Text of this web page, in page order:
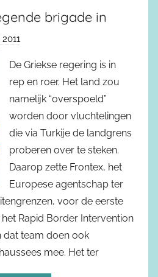
brigade in
De Griekse regering is in
rep en roer. Het land zou
namelijk “overspoeld”
worden door vluchtelingen
die via Turkije de landgrens
proberen over te steken.
Daarop zette Frontex, het
Europese agentschap ter
voor de eerste
Rapid Border Intervention
dat team doen ook
mee. Het ter